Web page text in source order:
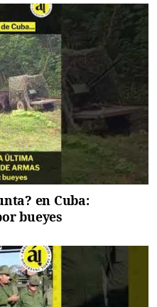
en Cuba:
bueyes